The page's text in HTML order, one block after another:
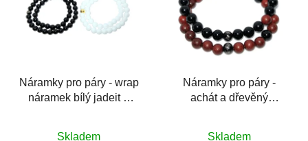
Náramky pro páry - wrap
náramek bílý jadeit a
Skladem
Náramky pro páry -
achát a dřevěný
Skladem